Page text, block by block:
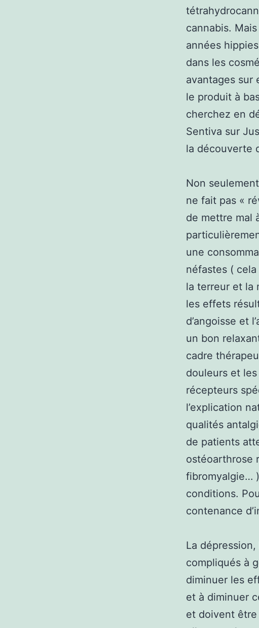
cannabis.
années
dans les
avantages sur
le produit à
cherchez en
Sentiva sur
la découverte
Non
ne fait pas «
de mettre mal
une
néfastes ( cela
la terreur et la
les effets
d’angoisse et
un bon
cadre
douleurs et
récepteurs
l’explication
qualités
de patients
ostéoarthrose
fibromyalgie…
conditions.
contenance
La
compliqués à
diminuer les
et à diminuer
et doivent